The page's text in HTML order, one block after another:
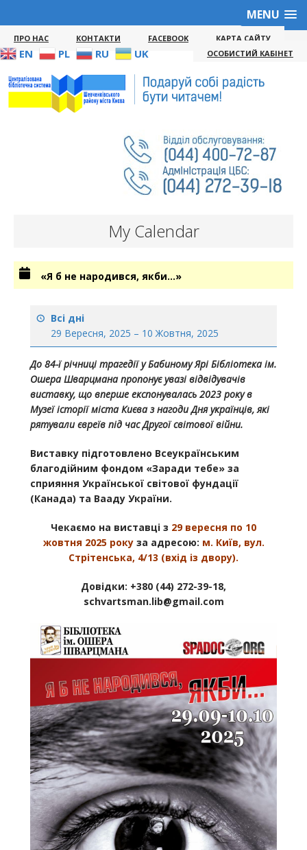
MENU
ПРО НАС КОНТАКТИ FACEBOOK КАРТА САЙТУ
EN PL RU UK ОСОБИСТИЙ КАБІНЕТ
My Calendar
«Я б не народився, якби…»
Всі дні
29 Вересня, 2025 – 10 Жовтня, 2025
До 84-ї річниці трагедії у Бабиному Ярі Бібліотека ім.
Ошера Шварцмана пропонує увазі відвідувачів
виставку, що вперше експонувалась 2023 року в
Музеї історії міста Києва з нагоди Дня українців, які
рятували євреїв під час Другої світової війни.
Виставку підготовлено Всеукраїнським
благодійним фондом «Заради тебе» за
сприяння Української світової фундації
(Канада) та Вааду України.
Чекаємо на виставці з 29 вересня по 10
жовтня 2025 рокуза адресою: м. Київ, вул.
Стрітенська, 4/13 (вхід із двору).
Довідки: +380 (44) 272-39-18,
schvartsman.lib@gmail.com